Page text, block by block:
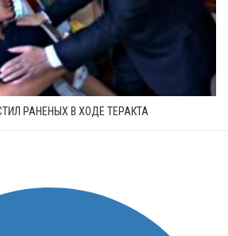
РАНЕНЫХ В ХОДЕ ТЕРАКТА